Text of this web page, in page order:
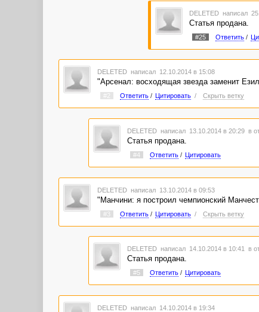
DELETED написал
Статья продана.
#25 Ответить/
DELETED написал 12.10.2014 в 15:08
"Арсенал: восходящая звезда заменит
#2 Ответить/ Цитировать / Скрыть ветку
DELETED написал 13.10.2014 в 20:29 в
Статья продана.
#4 Ответить/ Цитировать
DELETED написал 13.10.2014 в 09:53
"Манчини: я построил чемпионский
#3 Ответить/ Цитировать / Скрыть ветку
DELETED написал 14.10.2014 в 10:41 в
Статья продана.
#5 Ответить/ Цитировать
DELETED написал 14.10.2014 в 19:34